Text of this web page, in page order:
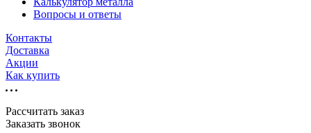
Вопросы и ответы
Контакты
Доставка
Акции
Как купить
Рассчитать заказ
Заказать звонок